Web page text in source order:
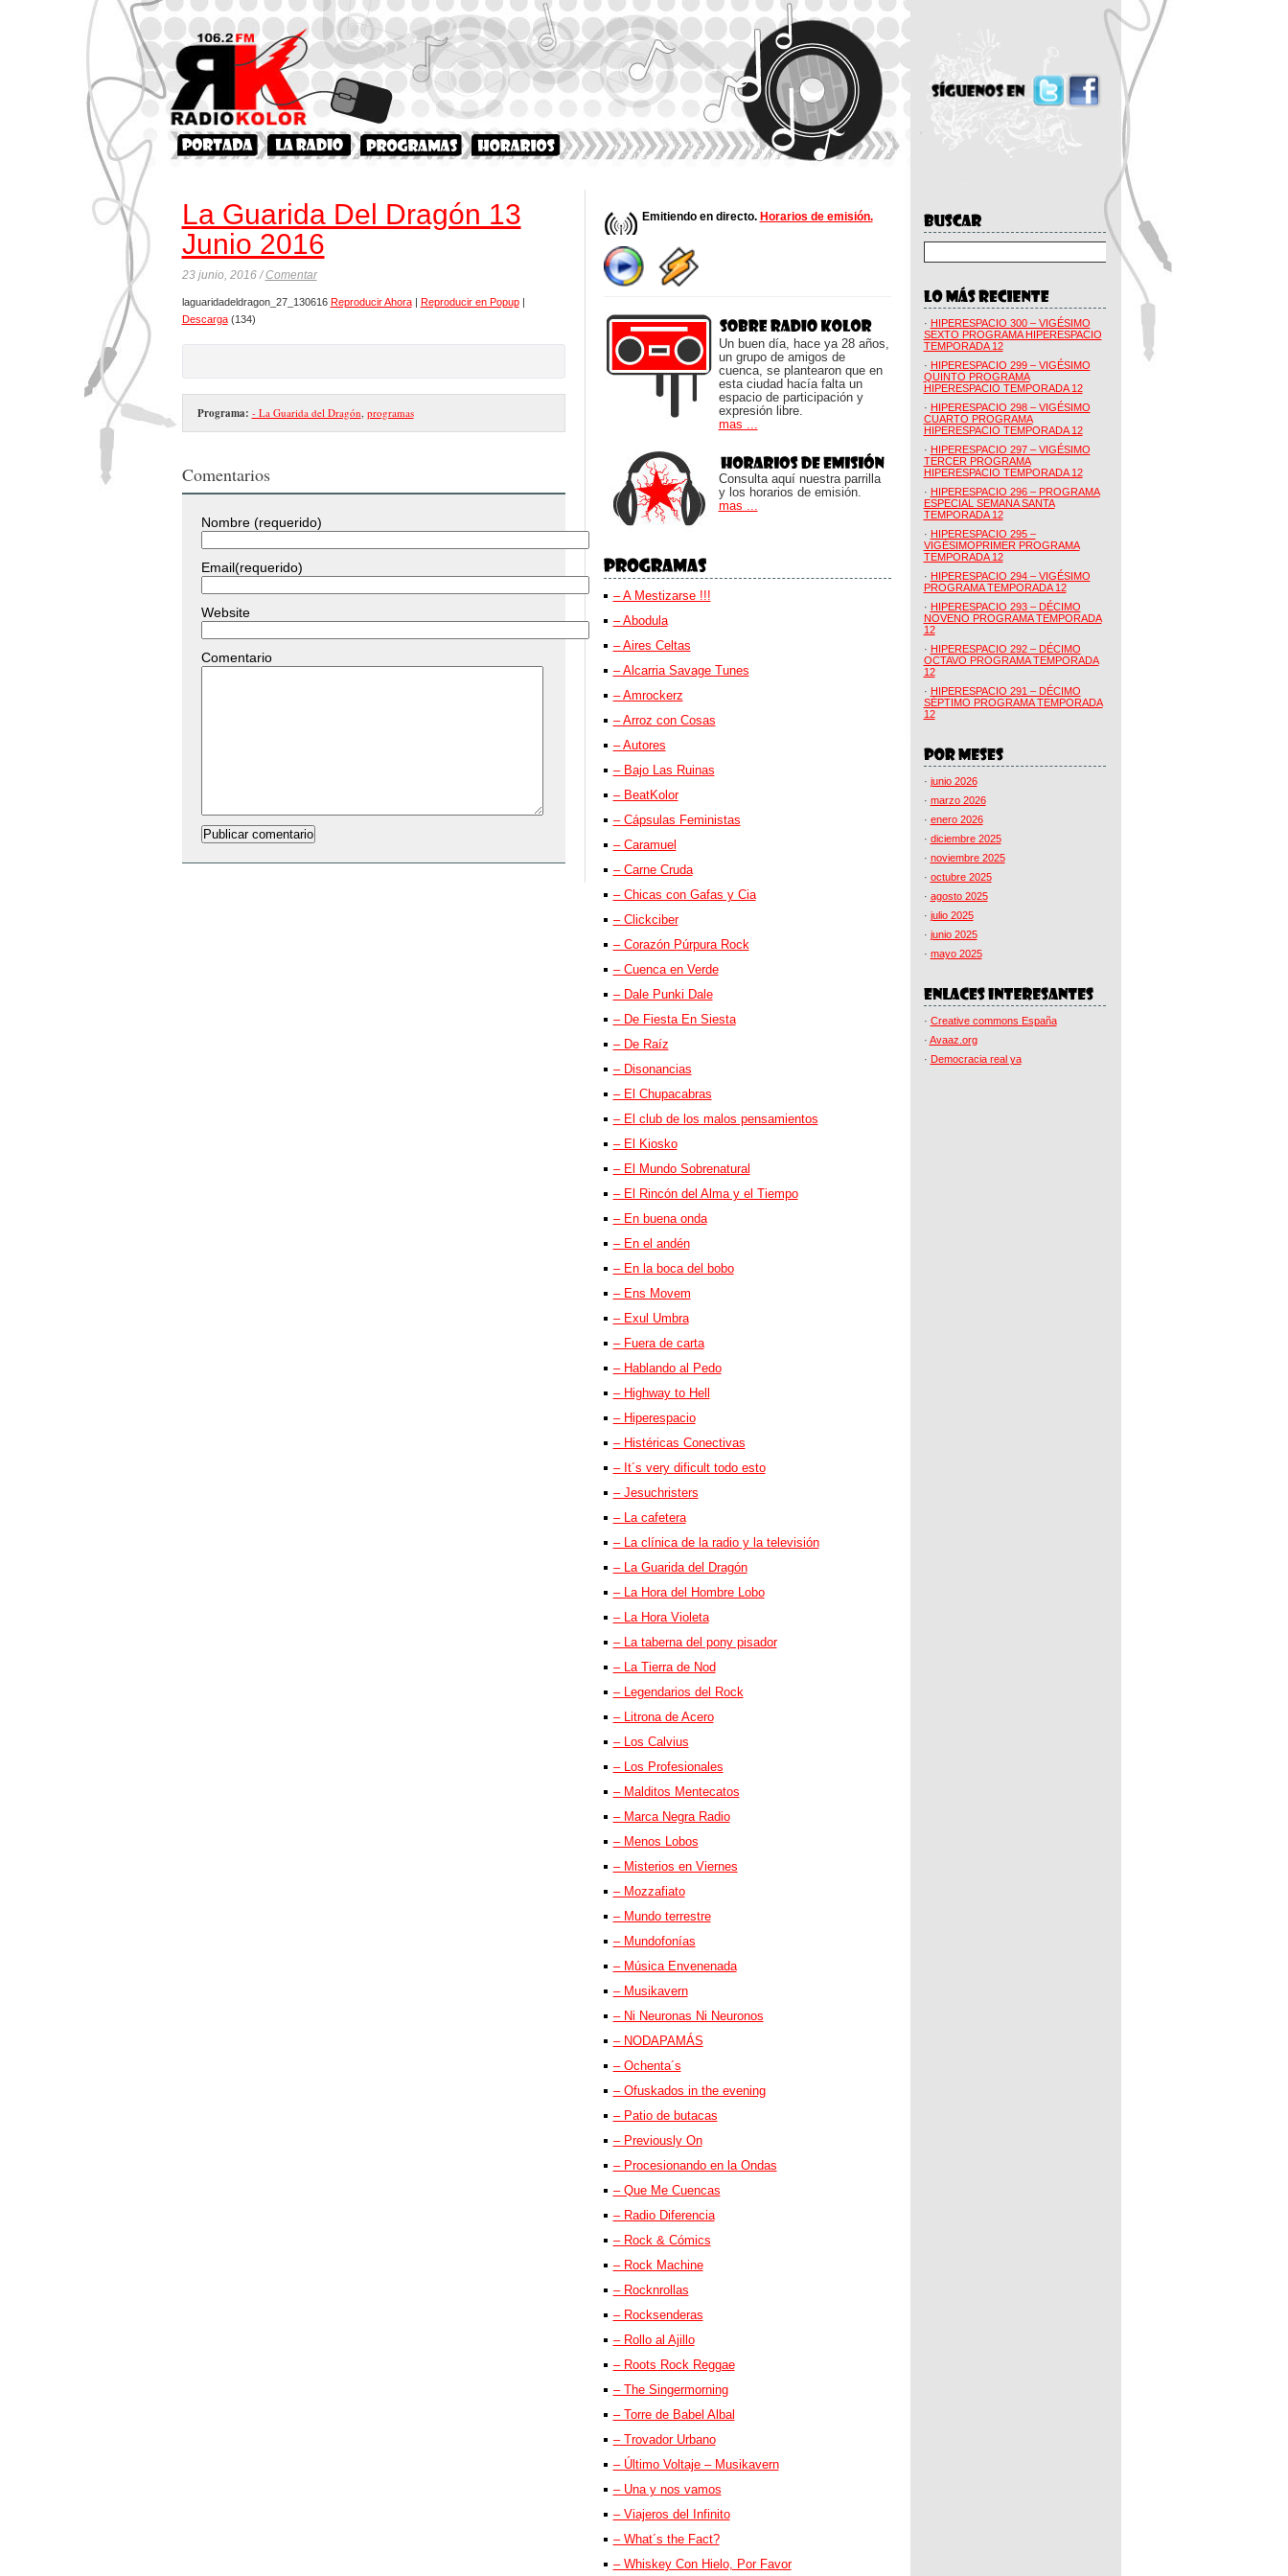
La Guarida Del Dragón 13
Junio 2016
23 junio, 2016 /Comentar
laguaridadeldragon_27_130616 Reproducir Ahora| Reproducir en Popup|
Descarga(134)
Programa: - La Guarida del Dragón, programas
Comentarios
Nombre (requerido)
Email(requerido)
Website
Comentario
Emitiendo en directo. Horarios de emisión.
Un buen día, hace ya 28 años,
un grupo de amigos de
cuenca, se plantearon que en
esta ciudad hacía falta un
espacio de participación y
expresión libre.
mas ...
Consulta aquí nuestra parrilla
y los horarios de emisión.
mas ...
– A Mestizarse !!!
– Abodula
– Aires Celtas
– Alcarria Savage Tunes
– Amrockerz
– Arroz con Cosas
– Autores
– Bajo Las Ruinas
– BeatKolor
– Cápsulas Feministas
– Caramuel
– Carne Cruda
– Chicas con Gafas y Cia
– Clickciber
– Corazón Púrpura Rock
– Cuenca en Verde
– Dale Punki Dale
– De Fiesta En Siesta
– De Raíz
– Disonancias
– El Chupacabras
– El club de los malos pensamientos
– El Kiosko
– El Mundo Sobrenatural
– El Rincón del Alma y el Tiempo
– En buena onda
– En el andén
– En la boca del bobo
– Ens Movem
– Exul Umbra
– Fuera de carta
– Hablando al Pedo
– Highway to Hell
– Hiperespacio
– Histéricas Conectivas
– It´s very dificult todo esto
– Jesuchristers
– La cafetera
– La clínica de la radio y la televisión
– La Guarida del Dragón
– La Hora del Hombre Lobo
– La Hora Violeta
– La taberna del pony pisador
– La Tierra de Nod
– Legendarios del Rock
– Litrona de Acero
– Los Calvius
– Los Profesionales
– Malditos Mentecatos
– Marca Negra Radio
– Menos Lobos
– Misterios en Viernes
– Mozzafiato
– Mundo terrestre
– Mundofonías
– Música Envenenada
– Musikavern
– Ni Neuronas Ni Neuronos
– NODAPAMÁS
– Ochenta´s
– Ofuskados in the evening
– Patio de butacas
– Previously On
– Procesionando en la Ondas
– Que Me Cuencas
– Radio Diferencia
– Rock & Cómics
– Rock Machine
– Rocknrollas
– Rocksenderas
– Rollo al Ajillo
– Roots Rock Reggae
– The Singermorning
– Torre de Babel Albal
– Trovador Urbano
– Último Voltaje – Musikavern
– Una y nos vamos
– Viajeros del Infinito
– What´s the Fact?
– Whiskey Con Hielo, Por Favor
· HIPERESPACIO 300 – VIGÉSIMO
SEXTO PROGRAMA HIPERESPACIO
TEMPORADA 12
· HIPERESPACIO 299 – VIGÉSIMO
QUINTO PROGRAMA
HIPERESPACIO TEMPORADA 12
· HIPERESPACIO 298 – VIGÉSIMO
CUARTO PROGRAMA
HIPERESPACIO TEMPORADA 12
· HIPERESPACIO 297 – VIGÉSIMO
TERCER PROGRAMA
HIPERESPACIO TEMPORADA 12
· HIPERESPACIO 296 – PROGRAMA
ESPECIAL SEMANA SANTA
TEMPORADA 12
· HIPERESPACIO 295 –
VIGÉSIMOPRIMER PROGRAMA
TEMPORADA 12
· HIPERESPACIO 294 – VIGÉSIMO
PROGRAMA TEMPORADA 12
· HIPERESPACIO 293 – DÉCIMO
NOVENO PROGRAMA TEMPORADA
12
· HIPERESPACIO 292 – DÉCIMO
OCTAVO PROGRAMA TEMPORADA
12
· HIPERESPACIO 291 – DÉCIMO
SÉPTIMO PROGRAMA TEMPORADA
12
· junio 2026
· marzo 2026
· enero 2026
· diciembre 2025
· noviembre 2025
· octubre 2025
· agosto 2025
· julio 2025
· junio 2025
· mayo 2025
· Creative commons España
· Avaaz.org
· Democracia real ya